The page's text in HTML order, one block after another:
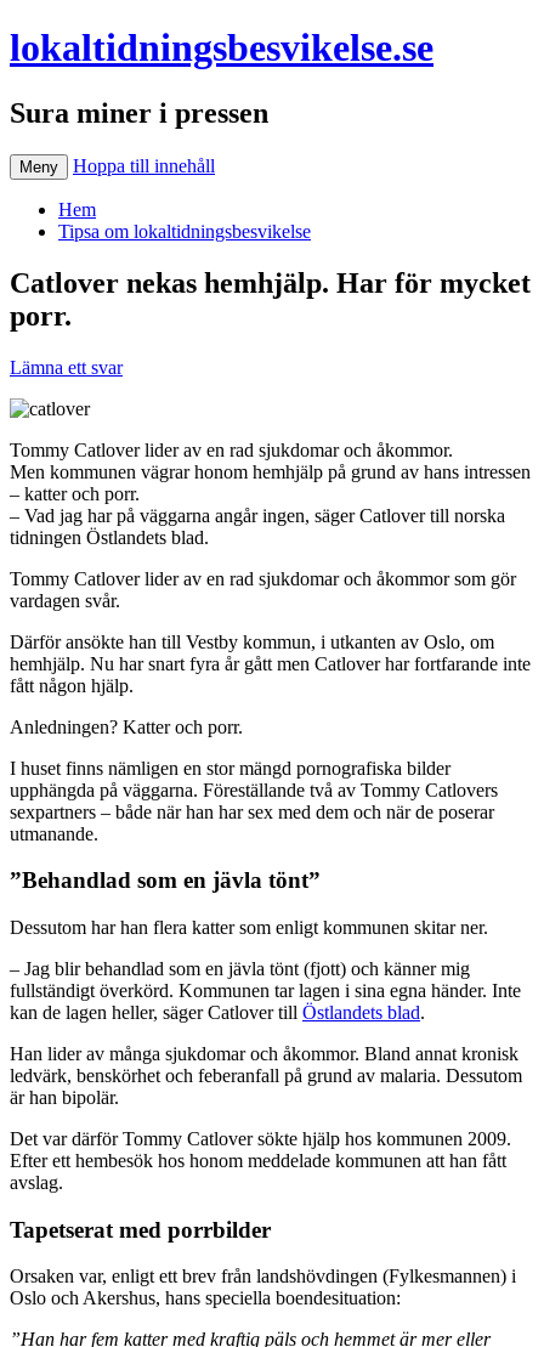
lokaltidningsbesvikelse.se
Sura miner i pressen
Meny Hoppa till innehåll
Hem
Tipsa om lokaltidningsbesvikelse
Catlover nekas hemhjälp. Har för mycket
porr.
Lämna ett svar
Tommy Catlover lider av en rad sjukdomar och åkommor.
Men kommunen vägrar honom hemhjälp på grund av hans intressen
– katter och porr.
– Vad jag har på väggarna angår ingen, säger Catlover till norska
tidningen Östlandets blad.
Tommy Catlover lider av en rad sjukdomar och åkommor som gör
vardagen svår.
Därför ansökte han till Vestby kommun, i utkanten av Oslo, om
hemhjälp. Nu har snart fyra år gått men Catlover har fortfarande inte
fått någon hjälp.
Anledningen? Katter och porr.
I huset finns nämligen en stor mängd pornografiska bilder
upphängda på väggarna. Föreställande två av Tommy Catlovers
sexpartners – både när han har sex med dem och när de poserar
utmanande.
”Behandlad som en jävla tönt”
Dessutom har han flera katter som enligt kommunen skitar ner.
– Jag blir behandlad som en jävla tönt (fjott) och känner mig
fullständigt överkörd. Kommunen tar lagen i sina egna händer. Inte
kan de lagen heller, säger Catlover till Östlandets blad.
Han lider av många sjukdomar och åkommor. Bland annat kronisk
ledvärk, benskörhet och feberanfall på grund av malaria. Dessutom
är han bipolär.
Det var därför Tommy Catlover sökte hjälp hos kommunen 2009.
Efter ett hembesök hos honom meddelade kommunen att han fått
avslag.
Tapetserat med porrbilder
Orsaken var, enligt ett brev från landshövdingen (Fylkesmannen) i
Oslo och Akershus, hans speciella boendesituation:
”Han har fem katter med kraftig päls och hemmet är mer eller